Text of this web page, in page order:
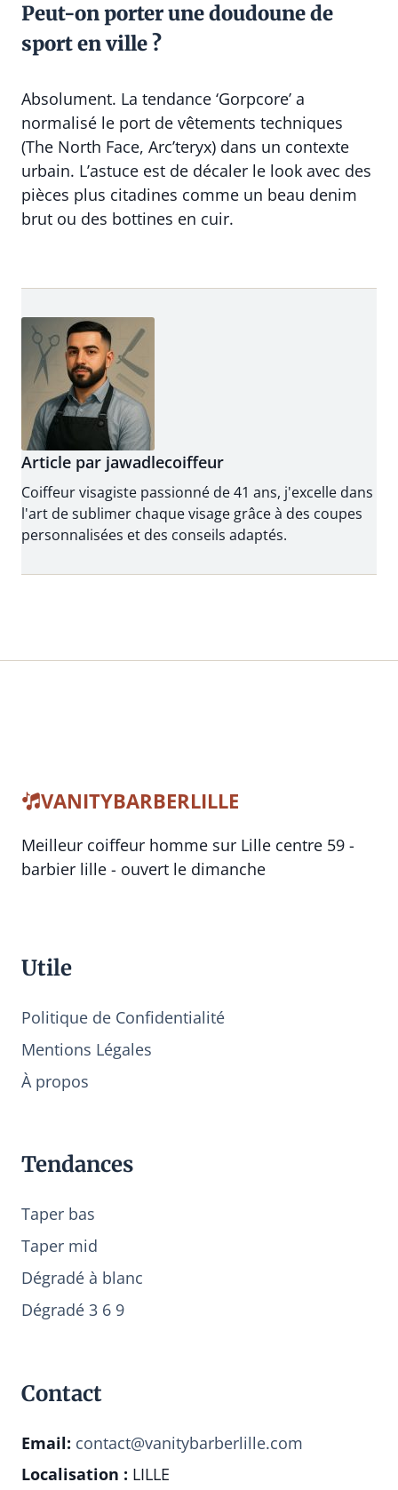
Peut-on porter une doudoune de
sport en ville ?
Absolument. La tendance ‘Gorpcore’ a
normalisé le port de vêtements techniques
(The North Face, Arc’teryx) dans un contexte
urbain. L’astuce est de décaler le look avec des
pièces plus citadines comme un beau denim
brut ou des bottines en cuir.
Article par jawadlecoiffeur
Coiffeur visagiste passionné de 41 ans, j'excelle dans
l'art de sublimer chaque visage grâce à des coupes
personnalisées et des conseils adaptés.
VANITYBARBERLILLE
Meilleur coiffeur homme sur Lille centre 59 -
barbier lille - ouvert le dimanche
Utile
Politique de Confidentialité
Mentions Légales
À propos
Tendances
Taper bas
Taper mid
Dégradé à blanc
Dégradé 3 6 9
Contact
Email: contact@vanitybarberlille.com
Localisation : LILLE